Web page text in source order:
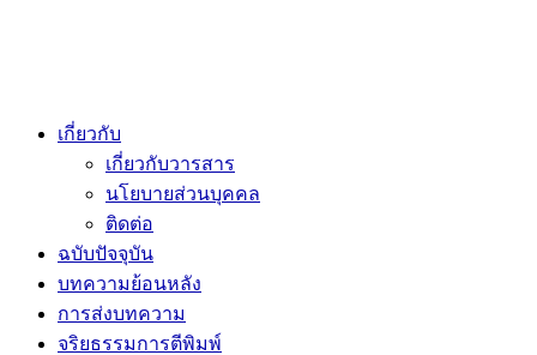
เกี่ยวกับ
เกี่ยวกับวารสาร
นโยบายส่วนบุคคล
ติดต่อ
ฉบับปัจจุบัน
บทความย้อนหลัง
การส่งบทความ
จริยธรรมการตีพิมพ์